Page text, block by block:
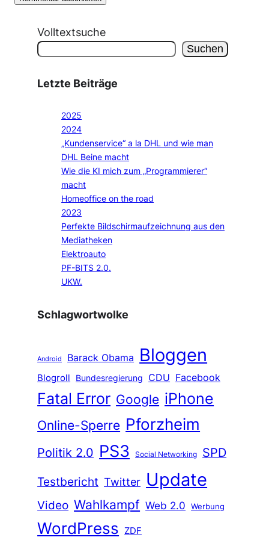
Volltextsuche
Suchen
Letzte Beiträge
2025
2024
„Kundenservice“ a la DHL und wie man
DHL Beine macht
Wie die KI mich zum „Programmierer“
macht
Homeoffice on the road
2023
Perfekte Bildschirmaufzeichnung aus den
Mediatheken
Elektroauto
PF-BITS 2.0.
UKW.
Schlagwortwolke
Android Barack Obama Bloggen
Blogroll Bundesregierung CDU Facebook
Fatal Error Google iPhone
Online-Sperre Pforzheim
Politik 2.0 PS3 Social Networking
SPD
Testbericht Twitter Update
Video Wahlkampf Web 2.0 Werbung
WordPress ZDF